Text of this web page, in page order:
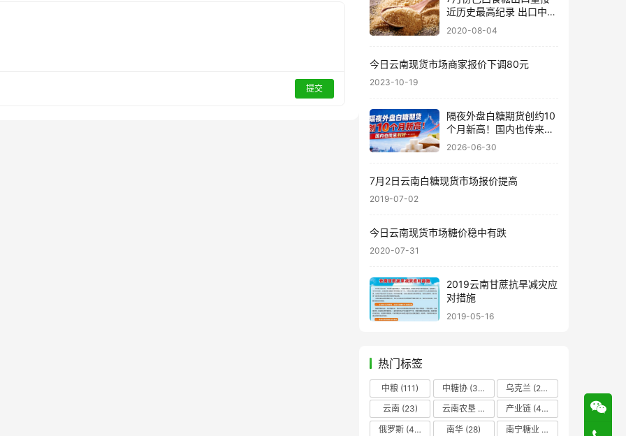
提交
近历史最高纪录 出口中国
超40万吨
2020-08-04
今日云南现货市场商家报价下调80元
2023-10-19
隔夜外盘白糖期货创约10
个月新高！国内也传来利
好……
2026-06-30
7月2日云南白糖现货市场报价提高
2019-07-02
今日云南现货市场糖价稳中有跌
2020-07-31
2019云南甘蔗抗旱减灾应
对措施
2019-05-16
热门标签
中粮 (111) 中糖协 (37) 乌克兰 (20)
云南(23) 云南农垦 产业链 (42)
俄罗斯 (43) 南华 (28) 南宁糖业